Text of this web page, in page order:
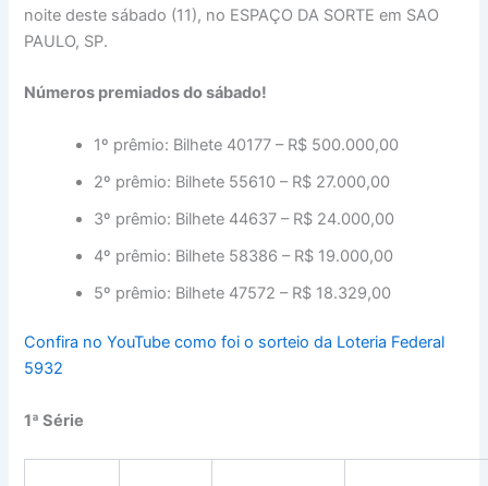
noite deste sábado (11), no ESPAÇO DA SORTE em SAO
PAULO, SP.
Números premiados do sábado!
1º prêmio: Bilhete 40177 – R$ 500.000,00
2º prêmio: Bilhete 55610 – R$ 27.000,00
3º prêmio: Bilhete 44637 – R$ 24.000,00
4º prêmio: Bilhete 58386 – R$ 19.000,00
5º prêmio: Bilhete 47572 – R$ 18.329,00
Confira no YouTube como foi o sorteio da Loteria Federal
5932
1ª Série